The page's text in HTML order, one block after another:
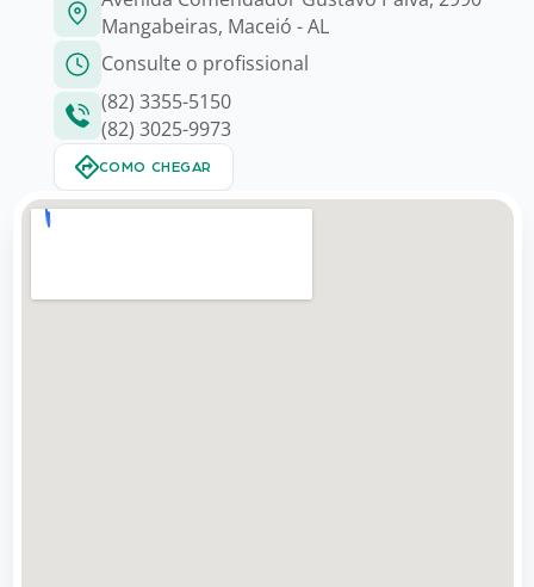
Mangabeiras, Maceió - AL
Consulte o profissional
(82) 3355-5150
(82) 3025-9973
COMO CHEGAR